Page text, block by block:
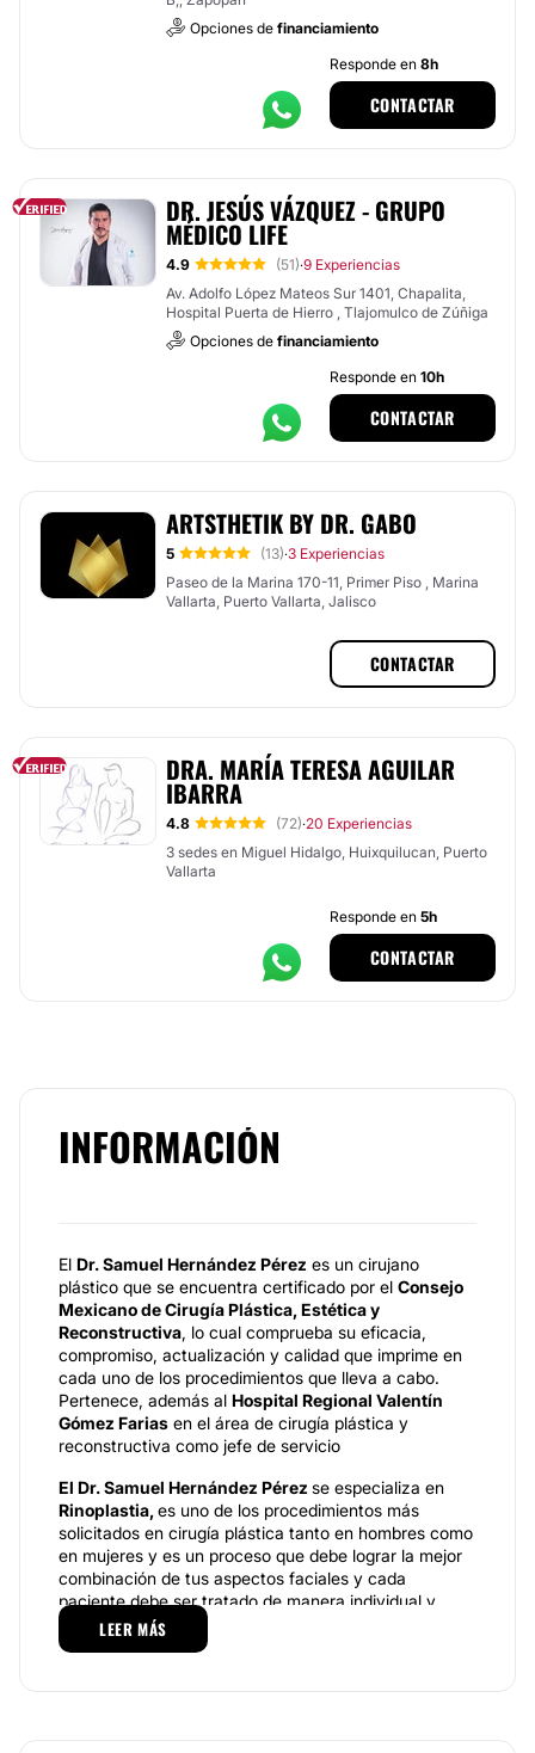
Opciones de financiamiento
Responde en 8h
CONTACTAR
DR. JESÚS VÁZQUEZ - GRUPO
MÉDICO LIFE
4.9 (51)·9 Experiencias
Av. Adolfo López Mateos Sur 1401, Chapalita,
Hospital Puerta de Hierro , Tlajomulco de Zúñiga
Opciones de financiamiento
Responde en 10h
CONTACTAR
ARTSTHETIK BY DR. GABO
5 (13)·3 Experiencias
Paseo de la Marina 170-11, Primer Piso , Marina
Vallarta, Puerto Vallarta, Jalisco
CONTACTAR
DRA. MARÍA TERESA AGUILAR
IBARRA
4.8 (72)·20 Experiencias
3 sedes en Miguel Hidalgo, Huixquilucan, Puerto
Vallarta
Responde en 5h
CONTACTAR
INFORMACIÓN
El Dr. Samuel Hernández Pérez es un cirujano
plástico que se encuentra certificado por el Consejo
Mexicano de Cirugía Plástica, Estética y
Reconstructiva, lo cual comprueba su eficacia,
compromiso, actualización y calidad que imprime en
cada uno de los procedimientos que lleva a cabo.
Pertenece, además al Hospital Regional Valentín
Gómez Farias en el área de cirugía plástica y
reconstructiva como jefe de servicio
El Dr. Samuel Hernández Pérez se especializa en
Rinoplastia, es uno de los procedimientos más
solicitados en cirugía plástica tanto en hombres como
en mujeres y es un proceso que debe lograr la mejor
combinación de tus aspectos faciales y cada
paciente debe ser tratado de manera individual y
personalizada para lograr los cambios deseados. El
profesional dará las recomendaciones necesarias
LEER MÁS